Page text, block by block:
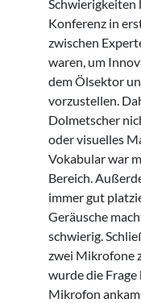
Schwierigkeiten
Konferenz in
zwischen
waren, um
dem Ölsektor
vorzustellen.
Dolmetscher
oder visuelles
Vokabular war
Bereich.
immer gut
Geräusche
schwierig.
zwei Mikrofone
wurde die Frage
Mikrofon